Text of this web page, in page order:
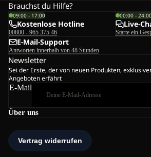
Über uns
Brauchst du Hilfe?
09:00 - 17:00
Kostenlose Hotline
00800 - 965 375 46
00:00 -
Live-
Starte ein
E-Mail-Support
Antworten innerhalb von 48 Stunden
Newsletter
Sei der Erste, der von neuen Produkten,
Angeboten erfährt
E-Mail